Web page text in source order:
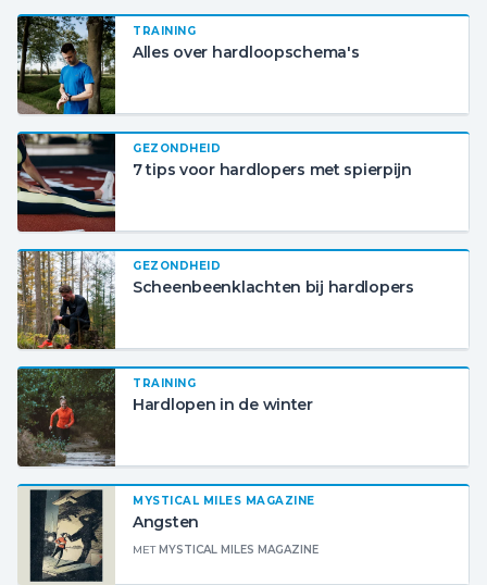
TRAINING
Alles over hardloopschema's
GEZONDHEID
7 tips voor hardlopers met spierpijn
GEZONDHEID
Scheenbeenklachten bij hardlopers
TRAINING
Hardlopen in de winter
MYSTICAL MILES MAGAZINE
Angsten
METMYSTICAL MILES MAGAZINE